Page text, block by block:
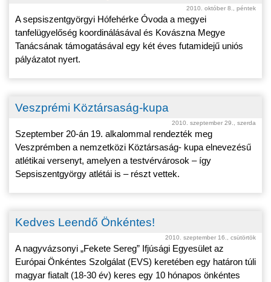
2010. október 8., péntek
A sepsiszentgyörgyi Hófehérke Óvoda a megyei
tanfelügyelőség koordinálásával és Kovászna Megye
Tanácsának támogatásával egy két éves futamidejű uniós
pályázatot nyert.
Veszprémi Köztársaság-kupa
2010. szeptember 29., szerda
Szeptember 20-án 19. alkalommal rendezték meg
Veszprémben a nemzetközi Köztársaság- kupa elnevezésű
atlétikai versenyt, amelyen a testvérvárosok – így
Sepsiszentgyörgy atlétái is – részt vettek.
Kedves Leendő Önkéntes!
2010. szeptember 16., csütörtök
A nagyvázsonyi „Fekete Sereg” Ifjúsági Egyesület az
Európai Önkéntes Szolgálat (EVS) keretében egy határon túli
magyar fiatalt (18-30 év) keres egy 10 hónapos önkéntes